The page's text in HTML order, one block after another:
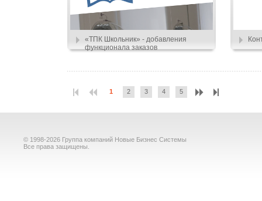
«ТПК Школьник» - добавления
функционала заказов
1 2 3 4 5
© 1998-2026 Группа компаний Новые Бизнес Системы
Все права защищены.